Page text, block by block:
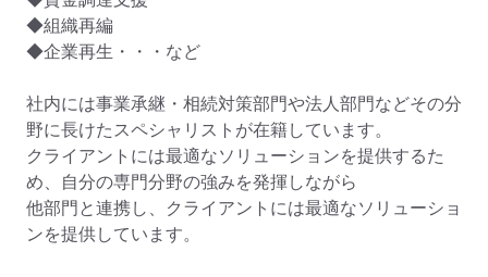
◆組織再編
◆企業再生・・・など
社内には事業承継・相続対策部門や法人部門などその分
野に長けたスペシャリストが在籍しています。
クライアントには最適なソリューションを提供するた
め、自分の専門分野の強みを発揮しながら
他部門と連携し、クライアントには最適なソリューショ
ンを提供しています。